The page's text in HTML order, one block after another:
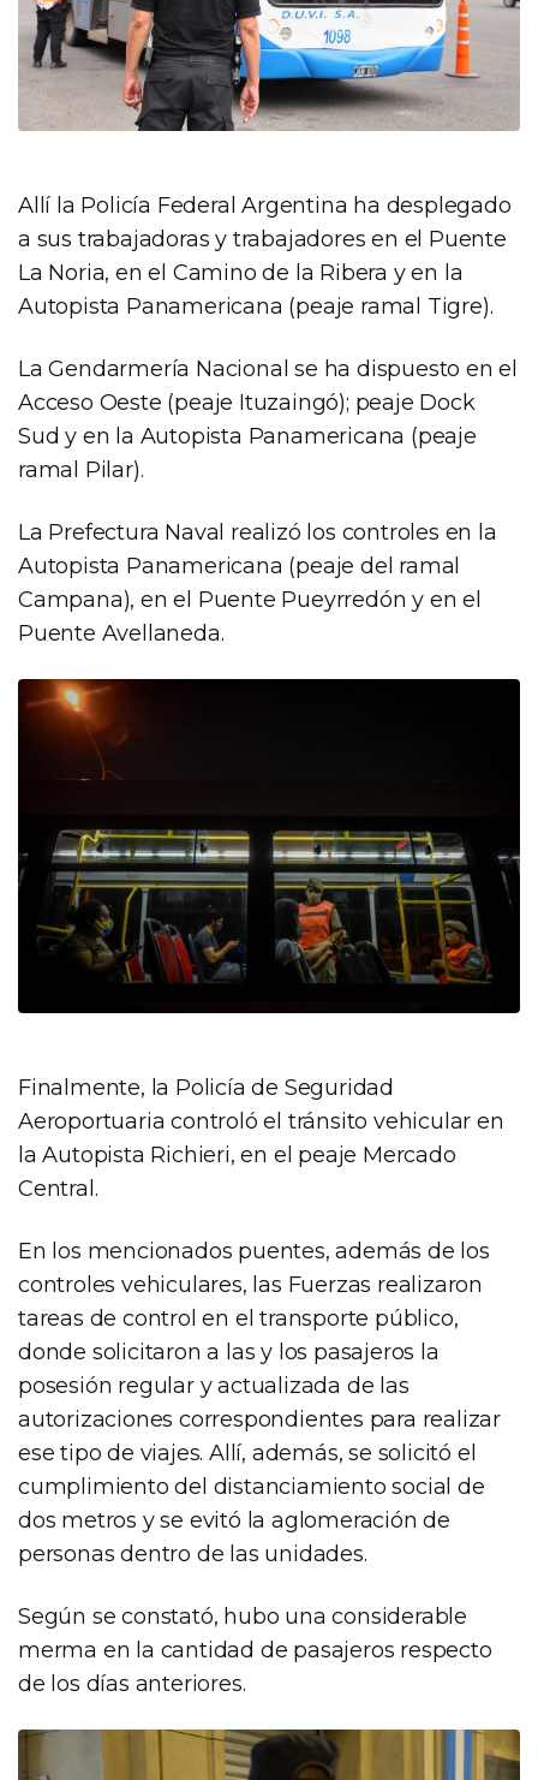
Allí la Policía Federal Argentina ha desplegado
a sus trabajadoras y trabajadores en el Puente
La Noria, en el Camino de la Ribera y en la
Autopista Panamericana (peaje ramal Tigre).
La Gendarmería Nacional se ha dispuesto en el
Acceso Oeste (peaje Ituzaingó); peaje Dock
Sud y en la Autopista Panamericana (peaje
ramal Pilar).
La Prefectura Naval realizó los controles en la
Autopista Panamericana (peaje del ramal
Campana), en el Puente Pueyrredón y en el
Puente Avellaneda.
Finalmente, la Policía de Seguridad
Aeroportuaria controló el tránsito vehicular en
la Autopista Richieri, en el peaje Mercado
Central.
En los mencionados puentes, además de los
controles vehiculares, las Fuerzas realizaron
tareas de control en el transporte público,
donde solicitaron a las y los pasajeros la
posesión regular y actualizada de las
autorizaciones correspondientes para realizar
ese tipo de viajes. Allí, además, se solicitó el
cumplimiento del distanciamiento social de
dos metros y se evitó la aglomeración de
personas dentro de las unidades.
Según se constató, hubo una considerable
merma en la cantidad de pasajeros respecto
de los días anteriores.